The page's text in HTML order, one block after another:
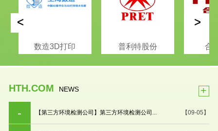
数造3D打印 普利特股份 合
< >
HTH.COM NEWS +
【09-05】
【第三方环境检测公司】第三方环境检测公司...